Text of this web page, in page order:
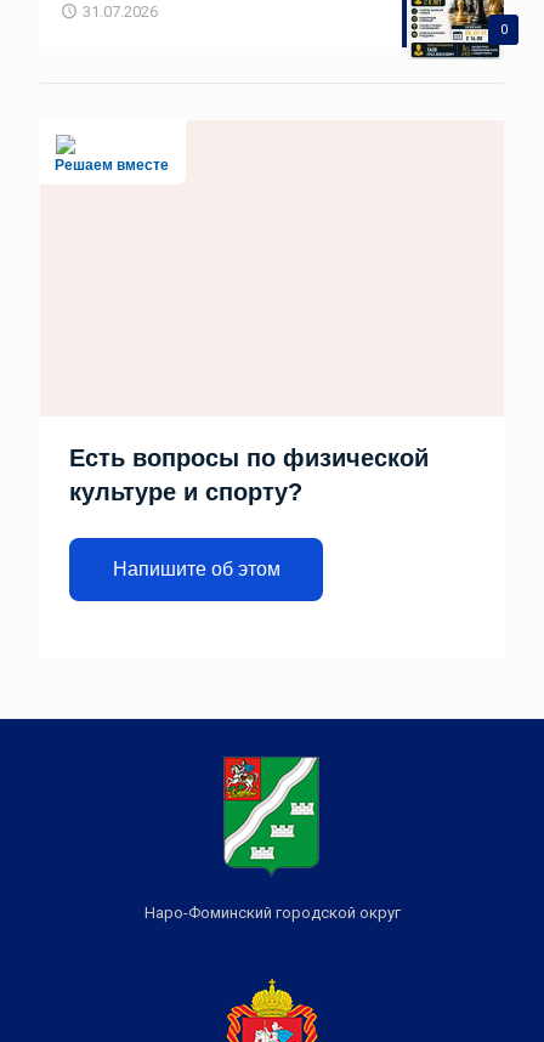
0
31.07.2026
Решаем вместе
Есть вопросы по физической
культуре и спорту?
Напишите об этом
Наро-Фоминский городской округ